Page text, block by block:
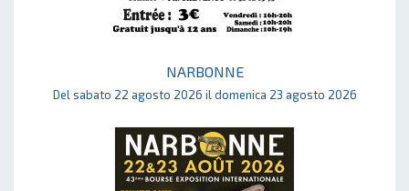
NARBONNE
Del sabato 22 agosto 2026 il domenica 23 agosto 2026